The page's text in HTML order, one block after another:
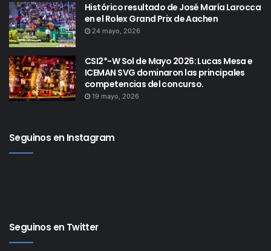
Histórico resultado de José María Larocca
en el Rolex Grand Prix de Aachen
24 mayo, 2026
CSI2*-W Sol de Mayo 2026: Lucas Mesa e
ICEMAN SVG dominaron las principales
competencias del concurso.
19 mayo, 2026
Seguinos en Instagram
Seguinos en Twitter